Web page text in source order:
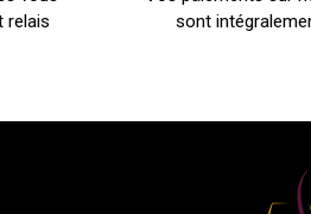
relais
sont